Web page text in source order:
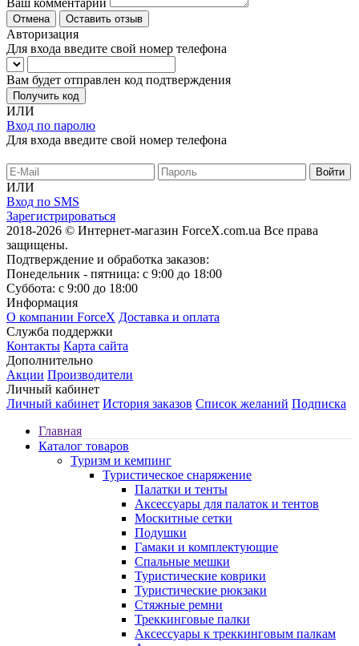
Отмена Оставить отзыв
Авторизация
Для входа введите свой номер телефона
Вам будет отправлен код подтверждения
Получить код
ИЛИ
Вход по паролю
Для входа введите свой номер телефона
ИЛИ
Вход по SMS
Зарегистрироваться
2018-2026 © Интернет-магазин ForceX.com.ua Все права
защищены.
Подтверждение и обработка заказов:
Понедельник - пятница: с 9:00 до 18:00
Суббота: с 9:00 до 18:00
Информация
О компании ForceX Доставка и оплата
Служба поддержки
Контакты Карта сайта
Дополнительно
Акции Производители
Личный кабинет
Личный кабинет История заказов Список желаний Подписка
Главная
Каталог товаров
Туризм и кемпинг
Туристическое снаряжение
Палатки и тенты
Аксессуары для палаток и тентов
Москитные сетки
Подушки
Гамаки и комплектующие
Спальные мешки
Туристические коврики
Туристические рюкзаки
Стяжные ремни
Треккинговые палки
Аксессуары к треккинговым палкам